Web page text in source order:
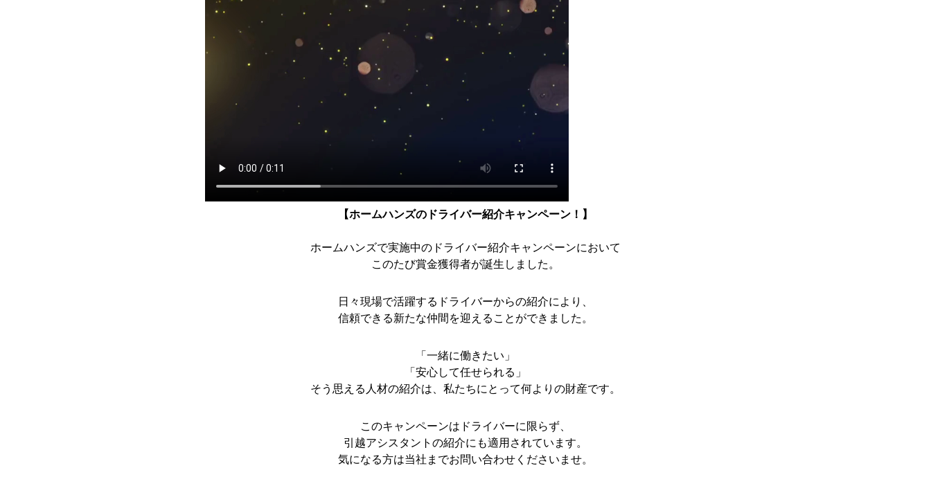
【ホームハンズのドライバー紹介キャンペーン！】
ホームハンズで実施中のドライバー紹介キャンペーンにおいて
このたび賞金獲得者が誕生しました。
日々現場で活躍するドライバーからの紹介により、
信頼できる新たな仲間を迎えることができました。
「一緒に働きたい」
「安心して任せられる」
そう思える人材の紹介は、私たちにとって何よりの財産です。
このキャンペーンはドライバーに限らず、
引越アシスタントの紹介にも適用されています。
気になる方は当社までお問い合わせくださいませ。